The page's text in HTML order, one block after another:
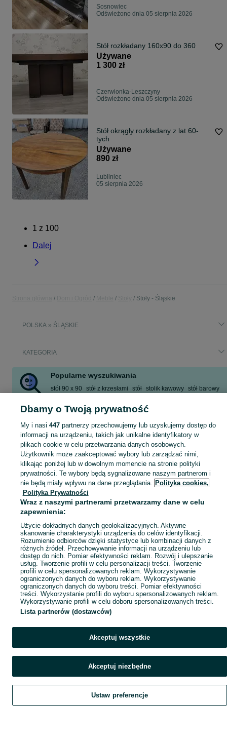
Sosnowiec
Odświeżono dnia 05 sierpnia 2026
Stół rozkładany 160x90 do 360
Używane
1 300 zł
Czerwionka-Leszczyny
Odświeżono dnia 05 sierpnia 2026
Stół okrągły rozkładany z lat 60-
tych
Używane
890 zł
Lubliniec
05 sierpnia 2026
1 z 100
Dalej
Stoły - Śląskie
POLSKA » ŚLĄSKIE
KATEGORIA
Popularne wyszukiwania
stół 90 x 90 stół z krzesłami stół stolik kawowy stół barowy
Zobacz Więcej
Sprzedaż stołów Śląskie ▶️ Szeroki wybór modeli, kolorów i materiałów ✅ Nowe i używane w atrakcyjnych cenach ☝ Sprawdź oferty i kupuj na OLX.pl!
Mapa kategorii
Mapa miejscowości
Mapa ministron
Popularne wyszukiwania
Szukaj Obserwujesz Dodaj Czat Konto
Dbamy o Twoją prywatność
My i nasi 447partnerzy przechowujemy lub uzyskujemy dostęp do
informacji na urządzeniu, takich jak unikalne identyfikatory w
plikach cookie w celu przetwarzania danych osobowych.
Użytkownik może zaakceptować wybory lub zarządzać nimi,
klikając poniżej lub w dowolnym momencie na stronie polityki
prywatności. Te wybory będą sygnalizowane naszym partnerom i
nie będą miały wpływu na dane przeglądania. Polityka cookies,
Polityka Prywatności
Wraz z naszymi partnerami przetwarzamy dane w celu
zapewnienia:
Użycie dokładnych danych geolokalizacyjnych. Aktywne
skanowanie charakterystyki urządzenia do celów identyfikacji.
Rozumienie odbiorców dzięki statystyce lub kombinacji danych z
różnych źródeł. Przechowywanie informacji na urządzeniu lub
dostęp do nich. Pomiar efektywności reklam. Rozwój i ulepszanie
usług. Tworzenie profili w celu personalizacji treści. Tworzenie
profili w celu spersonalizowanych reklam. Wykorzystywanie
ograniczonych danych do wyboru reklam. Wykorzystywanie
ograniczonych danych do wyboru treści. Pomiar efektywności
treści. Wykorzystanie profili do wyboru spersonalizowanych reklam.
Wykorzystywanie profili w celu doboru spersonalizowanych treści.
Lista partnerów (dostawców)
Akceptuj wszystkie
Akceptuj niezbędne
Ustaw preferencje